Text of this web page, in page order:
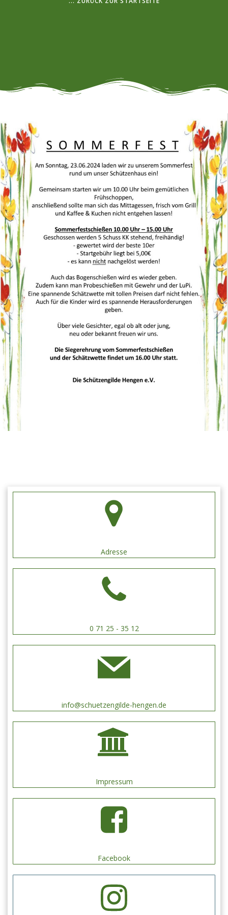
Adresse
0 71 25 - 35 12
info@schuetzengilde-hengen.de
Impressum
Facebook